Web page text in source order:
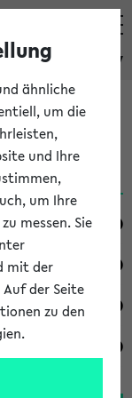
eKVV
ähnliche
um die
und Ihre
um Ihre
messen. Sie
mit der
der Seite
zu den